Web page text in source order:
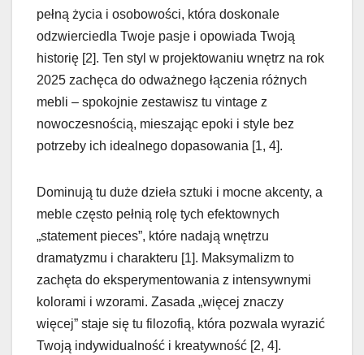
pełną życia i osobowości, która doskonale
odzwierciedla Twoje pasje i opowiada Twoją
historię [2]. Ten styl w projektowaniu wnętrz na rok
2025 zachęca do odważnego łączenia różnych
mebli – spokojnie zestawisz tu vintage z
nowoczesnością, mieszając epoki i style bez
potrzeby ich idealnego dopasowania [1, 4].
Dominują tu duże dzieła sztuki i mocne akcenty, a
meble często pełnią rolę tych efektownych
„statement pieces”, które nadają wnętrzu
dramatyzmu i charakteru [1]. Maksymalizm to
zachęta do eksperymentowania z intensywnymi
kolorami i wzorami. Zasada „więcej znaczy
więcej” staje się tu filozofią, która pozwala wyrazić
Twoją indywidualność i kreatywność [2, 4].